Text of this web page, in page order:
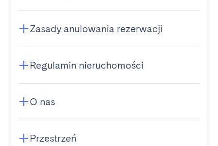
Zasady anulowania rezerwacji
Regulamin nieruchomości
O nas
Przestrzeń